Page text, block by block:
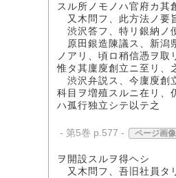
スル所ノモノハ官府カ其
又木問フ、此方法ノ要
渋沢答フ、特リ銀納ノ
原田銀造陳議ス、新潟
ノアリ、頃ロ稍信憑ヲ
惟タ其廩廋創立ニ至リ、
渋沢弁説ス、今廩廋創
科目ヲ増殖スルニ在リ、
ハ孤行独立シテ以テ之
- 第5巻 p.577 - ページ画像
ヲ開設スルヲ得ヘシ
又木問フ、吾旧社員タ